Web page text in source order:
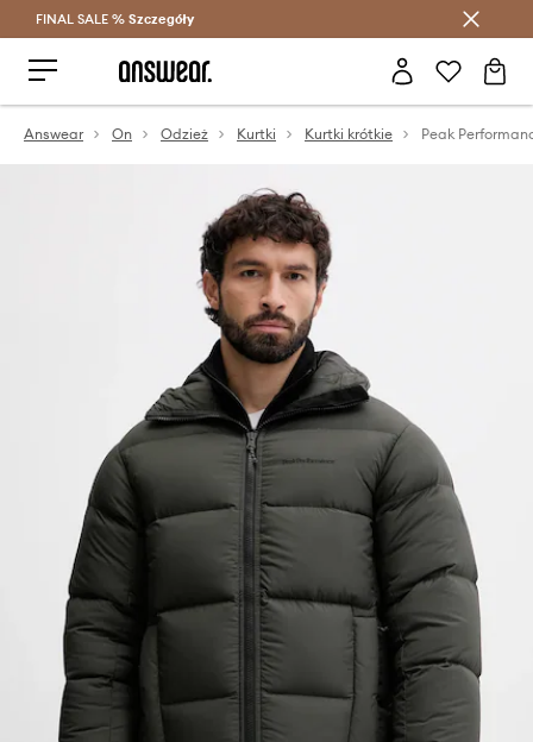
Oszczędzaj z Answear Club >
FINAL SALE % Szczegóły
Answear On Odzież Kurtki Kurtki krótkie